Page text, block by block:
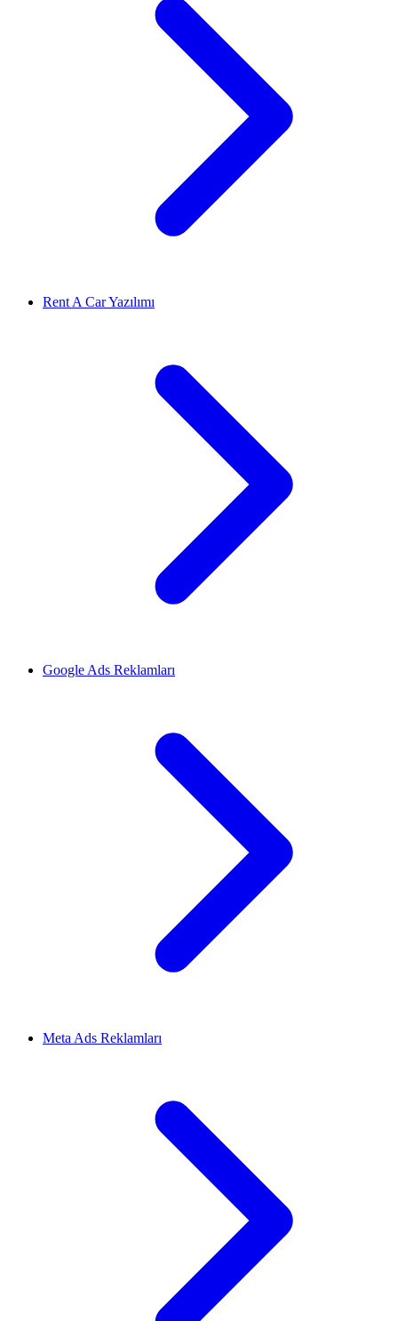
Rent A Car Yazılımı
Google Ads Reklamları
Meta Ads Reklamları